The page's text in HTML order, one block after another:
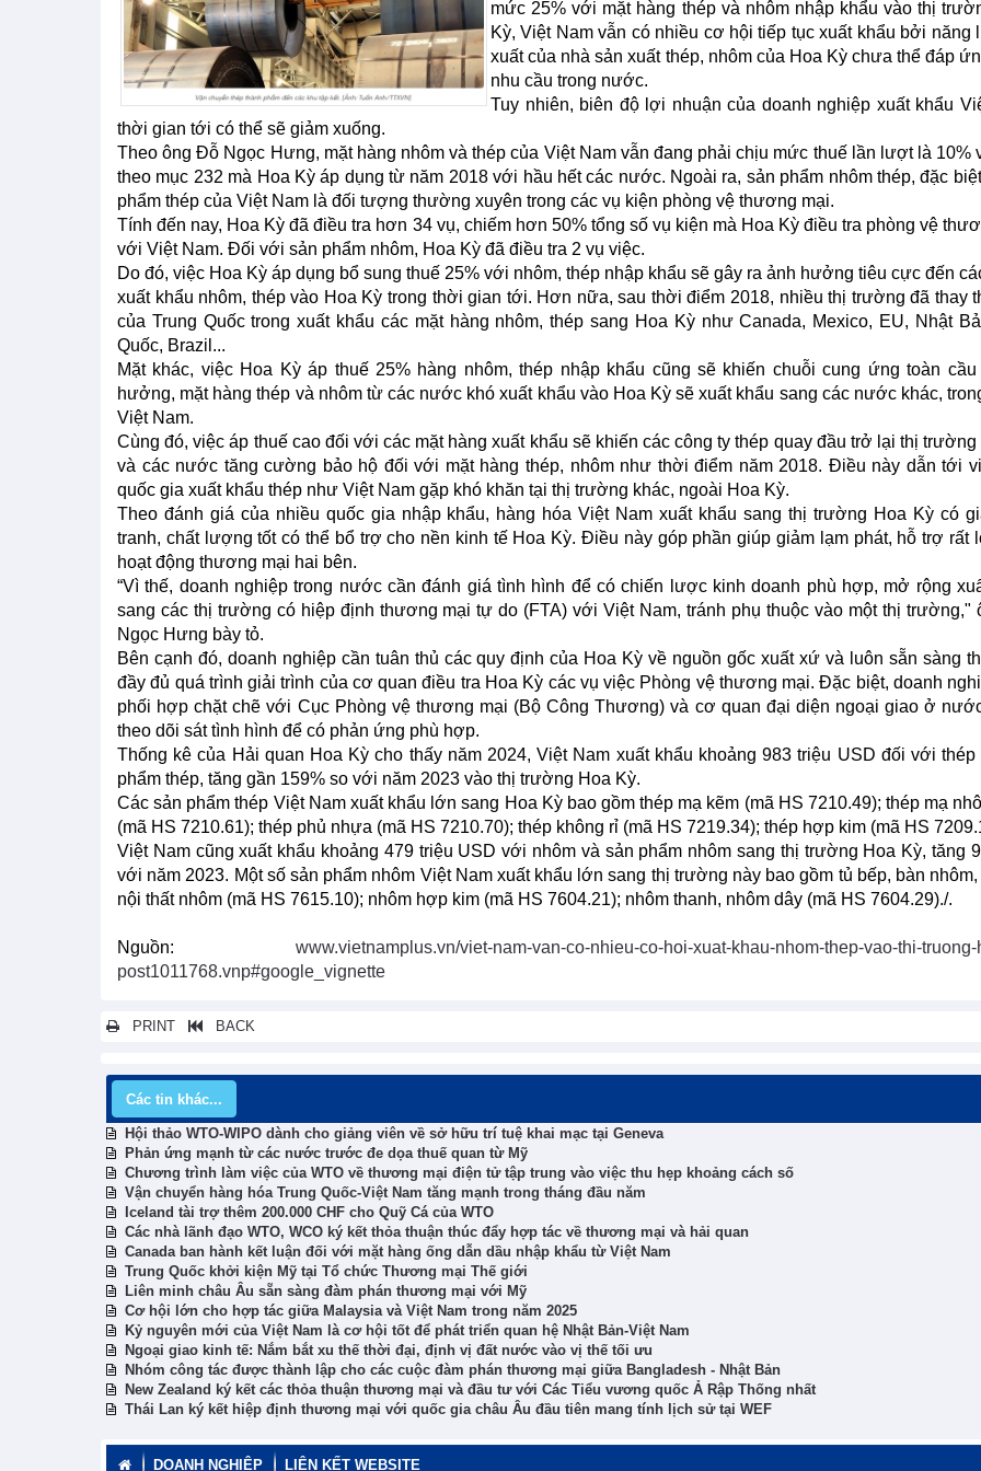
mức 25% với mặt hàng thép và nhôm nhập khẩu vào thị
Kỳ, Việt Nam vẫn có nhiều cơ hội tiếp tục xuất khẩu bởi năng
xuất của nhà sản xuất thép, nhôm của Hoa Kỳ chưa thể đáp
nhu cầu trong nước.
Tuy nhiên, biên độ lợi nhuận của doanh nghiệp xuất khẩu
thời gian tới có thể sẽ giảm xuống.
Theo ông Đỗ Ngọc Hưng, mặt hàng nhôm và thép của Việt Nam vẫn đang phải chịu mức thuế lần lượt là 10%
theo mục 232 mà Hoa Kỳ áp dụng từ năm 2018 với hầu hết các nước. Ngoài ra, sản phẩm nhôm thép, đặc
phẩm thép của Việt Nam là đối tượng thường xuyên trong các vụ kiện phòng vệ thương mại.
Tính đến nay, Hoa Kỳ đã điều tra hơn 34 vụ, chiếm hơn 50% tổng số vụ kiện mà Hoa Kỳ điều tra phòng vệ
với Việt Nam. Đối với sản phẩm nhôm, Hoa Kỳ đã điều tra 2 vụ việc.
Do đó, việc Hoa Kỳ áp dụng bổ sung thuế 25% với nhôm, thép nhập khẩu sẽ gây ra ảnh hưởng tiêu cực đến
xuất khẩu nhôm, thép vào Hoa Kỳ trong thời gian tới. Hơn nữa, sau thời điểm 2018, nhiều thị trường đã thay
của Trung Quốc trong xuất khẩu các mặt hàng nhôm, thép sang Hoa Kỳ như Canada, Mexico, EU, Nhật
Quốc, Brazil...
Mặt khác, việc Hoa Kỳ áp thuế 25% hàng nhôm, thép nhập khẩu cũng sẽ khiến chuỗi cung ứng toàn
hưởng, mặt hàng thép và nhôm từ các nước khó xuất khẩu vào Hoa Kỳ sẽ xuất khẩu sang các nước khác,
Việt Nam.
Cùng đó, việc áp thuế cao đối với các mặt hàng xuất khẩu sẽ khiến các công ty thép quay đầu trở lại thị
và các nước tăng cường bảo hộ đối với mặt hàng thép, nhôm như thời điểm năm 2018. Điều này dẫn tới
quốc gia xuất khẩu thép như Việt Nam gặp khó khăn tại thị trường khác, ngoài Hoa Kỳ.
Theo đánh giá của nhiều quốc gia nhập khẩu, hàng hóa Việt Nam xuất khẩu sang thị trường Hoa Kỳ có
tranh, chất lượng tốt có thể bổ trợ cho nền kinh tế Hoa Kỳ. Điều này góp phần giúp giảm lạm phát, hỗ trợ rất
hoạt động thương mại hai bên.
“Vì thế, doanh nghiệp trong nước cần đánh giá tình hình để có chiến lược kinh doanh phù hợp, mở rộng
sang các thị trường có hiệp định thương mại tự do (FTA) với Việt Nam, tránh phụ thuộc vào một thị trường,"
Ngọc Hưng bày tỏ.
Bên cạnh đó, doanh nghiệp cần tuân thủ các quy định của Hoa Kỳ về nguồn gốc xuất xứ và luôn sẵn sàng
đầy đủ quá trình giải trình của cơ quan điều tra Hoa Kỳ các vụ việc Phòng vệ thương mại. Đặc biệt, doanh
phối hợp chặt chẽ với Cục Phòng vệ thương mại (Bộ Công Thương) và cơ quan đại diện ngoại giao ở
theo dõi sát tình hình để có phản ứng phù hợp.
Thống kê của Hải quan Hoa Kỳ cho thấy năm 2024, Việt Nam xuất khẩu khoảng 983 triệu USD đối với thép
phẩm thép, tăng gần 159% so với năm 2023 vào thị trường Hoa Kỳ.
Các sản phẩm thép Việt Nam xuất khẩu lớn sang Hoa Kỳ bao gồm thép mạ kẽm (mã HS 7210.49); thép mạ
(mã HS 7210.61); thép phủ nhựa (mã HS 7210.70); thép không rỉ (mã HS 7219.34); thép hợp kim (mã HS
Việt Nam cũng xuất khẩu khoảng 479 triệu USD với nhôm và sản phẩm nhôm sang thị trường Hoa Kỳ, tăng
với năm 2023. Một số sản phẩm nhôm Việt Nam xuất khẩu lớn sang thị trường này bao gồm tủ bếp, bàn
nội thất nhôm (mã HS 7615.10); nhôm hợp kim (mã HS 7604.21); nhôm thanh, nhôm dây (mã HS 7604.29)./.
Nguồn: www.vietnamplus.vn/viet-nam-van-co-nhieu-co-hoi-xuat-khau-nhom-thep-vao-thi-truong-
post1011768.vnp#google_vignette
PRINT BACK
Các tin khác...
Hội thảo WTO-WIPO dành cho giảng viên về sở hữu trí tuệ khai mạc tại Geneva
Phản ứng mạnh từ các nước trước đe dọa thuế quan từ Mỹ
Chương trình làm việc của WTO về thương mại điện tử tập trung vào việc thu hẹp khoảng cách số
Vận chuyển hàng hóa Trung Quốc-Việt Nam tăng mạnh trong tháng đầu năm
Iceland tài trợ thêm 200.000 CHF cho Quỹ Cá của WTO
Các nhà lãnh đạo WTO, WCO ký kết thỏa thuận thúc đẩy hợp tác về thương mại và hải quan
Canada ban hành kết luận đối với mặt hàng ống dẫn dầu nhập khẩu từ Việt Nam
Trung Quốc khởi kiện Mỹ tại Tổ chức Thương mại Thế giới
Liên minh châu Âu sẵn sàng đàm phán thương mại với Mỹ
Cơ hội lớn cho hợp tác giữa Malaysia và Việt Nam trong năm 2025
Kỷ nguyên mới của Việt Nam là cơ hội tốt để phát triển quan hệ Nhật Bản-Việt Nam
Ngoại giao kinh tế: Nắm bắt xu thế thời đại, định vị đất nước vào vị thế tối ưu
Nhóm công tác được thành lập cho các cuộc đàm phán thương mại giữa Bangladesh - Nhật Bản
New Zealand ký kết các thỏa thuận thương mại và đầu tư với Các Tiểu vương quốc Ả Rập Thống nhất
Thái Lan ký kết hiệp định thương mại với quốc gia châu Âu đầu tiên mang tính lịch sử tại WEF
DOANH NGHIỆP LIÊN KẾT WEBSITE